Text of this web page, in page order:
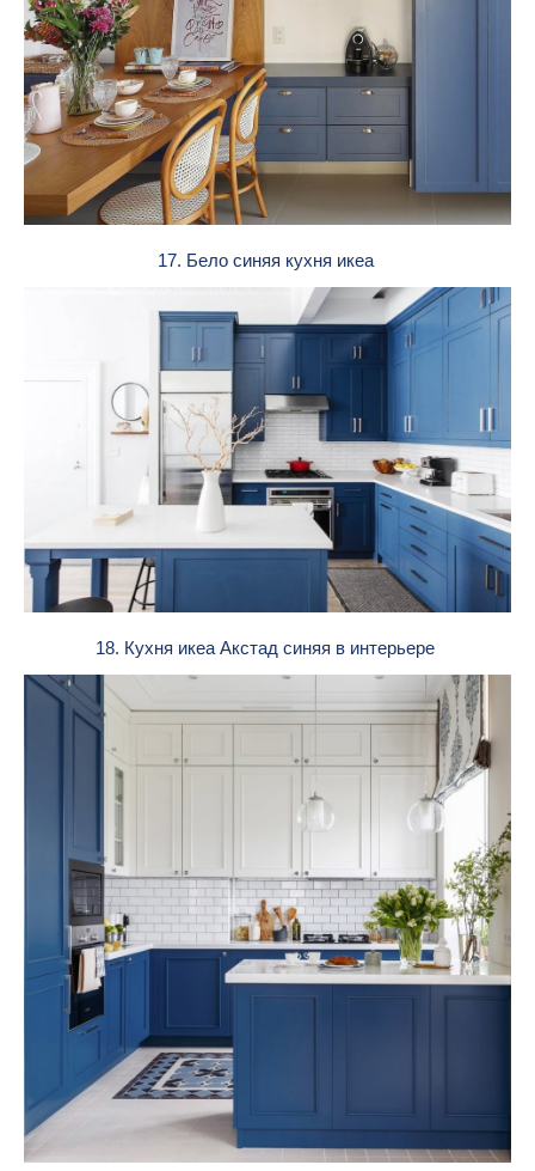
17. Бело синяя кухня икеа
18. Кухня икеа Акстад синяя в интерьере